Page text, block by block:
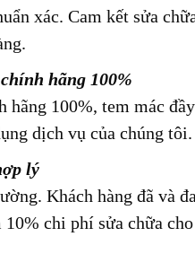
xác. Cam kết sửa
hãng 100%
100%, tem mác
dịch vụ của chúng tôi.
lý
Khách hàng đã và
chi phí sửa chữa